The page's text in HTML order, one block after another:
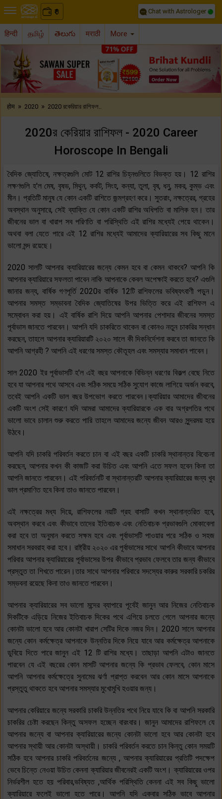
₹
0 Chat with Astrologer
हिन्दी தமிழ் తెలుగు मराठी More
Previous
होम » 2020 » 2020 রকেরিয়ার রাশিফল..
2020র কেরিয়ার রাশিফল - 2020 Career
Horoscope In Bengali
বৈদিক জ্যোতিষে, নক্ষত্রগুলি মোট 12 রাশির চিহ্নগুলিতে বিভক্ত হয়। 12 রাশির
লক্ষণগুলি হ'ল মেষ, বৃষভ, মিথুন, কর্কট, সিংহ, কন্যা, তুলা, বৃষ, ধনু, মকর, কুম্ভ এবং
মীন। প্রতিটি মানুষ যে কোন একটি রাশিতে জন্মগ্রহণ করে। সুতরাং, নক্ষত্রের, গ্রহের
অবস্থান অনুসারে, সেই ব্যাক্তি যে কোন একটি রাশির অধিপতি বা মালিক হন। তার
জীবনের ভাল বা খারাপ সব পরিণতি বা পরিস্থিতি এই রাশির মধ্যেই পেয়ে থাকেন।
অথবা বলা যেতে পারে এই 12 রাশির মধ্যেই আমাদের ক্যারিয়ারের সব কিছু মানে
ভালো মন্দ রয়েছে।
2020 সালটি আপনার ক্যারিয়ারের জন্যে কেমন হবে বা কেমন থাকবে? আপনি কি
আপনার ক্যারিয়ারে সফলতা পাবেন নাকি আপনাকে কেবল অপেক্ষাই করতে হবে? এগুলি
জানার জন্য, বার্ষিক গণপূর্তি 2020র বার্ষিক 12টি রাশিফলের ভবিষ্যৎবাণী পড়ুন।
আপনার সমস্ত সম্ভাবনা বৈদিক জ্যোতিষের উপর ভিত্তি করে এই রাশিফল ​​এ
সম্বোধন করা হয়। এই বার্ষিক রাশি দিয়ে আপনি আপনার পেশাদার জীবনের সমস্ত
পূর্বাভাস জানতে পারবেন। আপনি যদি চাকরিতে থাকেন বা কোনও নতুন চাকরির সন্ধান
করছেন, তাহলে আপনার ক্যারিয়ারটি ২০২০ সালে কী দিকনির্দেশনা করবে তা জানতে কি
আপনি আগ্রহী ? আপনি এই ধরণের সমস্ত কৌতূহল এবং সমস্যার সমাধান পাবেন।
সাল 2020 ইর পূর্বাভাসটি হ'ল এই বছর আপনাকে বিভিন্ন ধরণের বিকল্প বেছে নিতে
হবে যা আপনার পথে আসবে এবং সঠিক সময়ে সঠিক সুযোগ কাজে লাগিয়ে অর্জন করবে,
তবেই আপনি একটি ভাল বছর উপভোগ করতে পারবেন।ক্যারিয়ার আমাদের জীবনের
একটি অংশ সেই কারণে যদি আমরা আমাদের ক্যারিয়ারকে এক বার অগ্রগতির পথে
ভালো ভাবে চালান শুরু করতে পারি তাহলে আমাদের জন্যে জীবন আরও সুন্দরময় হয়ে
উঠবে।
আপনি যদি চাকরি পরিবর্তন করতে চান বা এই বছর একটি চাকরি স্থানান্তর বিবেচনা
করছেন, আপনার কখন কী কাজটি করা উচিত এবং আপনি এতে সফল হবেন কিনা তা
আপনি জানতে পারবেন। এই পরিবর্তনটি বা স্থানান্তরটি আপনার ক্যারিয়ারের জন্য খুব
ভাল প্রমাণিত হবে কিনা তাও জানতে পারবেন।
এই নক্ষত্রের মধ্য দিয়ে, রাশিফলের নয়টি গ্রহ বাসাটি কখন স্থানান্তরিত হবে,
অবস্থান করবে এবং কীভাবে তাদের ইতিবাচক এবং নেতিবাচক প্রভাবগুলি মোকাবেলা
করা হবে তা অনুমান করতে সক্ষম হবে এবং পূর্বাভাসটি পাওয়ার পরে সঠিক ও সহজ
সমাধান সরবরাহ করা হবে। রাষ্ট্রীয় ২০২০ এর পূর্বাভাসের সাথে আপনি কীভাবে আপনার
পরিবার আপনার ক্যারিয়ারের পূর্বাভাসের উপর কীভাবে প্রভাব ফেলবে তার জন্য কীভাবে
প্রস্তুত তা শিখতে পারেন।তার সাথে আপনার পরিবারে সদস্যের কারুর সরকারি চকরির
সম্ভবনা রয়েছে কিনা তাও জানতে পারবেন।
আপনার ক্যারিয়ারের সব ভালো মন্দের ব্যাপারে পূর্বেই জানুন আর নিজের নেতিবাচক
দিকটিকে এড়িয়ে নিজের ইতিবাচক দিকের পথে এগিয়ে চলতে গেলে আপনার জন্যে
কোনটা ভালো হবে আর কোনটা খারাপ সেটির দিকে নজর দিন। 2020 সালে আপনার
জন্যে কোন কর্মক্ষেত্র আপনাকে উন্নতির দিকে নিয়ে যাবে আর কর্মক্ষেত্র আপনাকে
ডুবিয়ে দিতে পারে জানুন এই 12 টি রাশির মধ্যে। তাছাড়া আপনি এটাও জানতে
পারবেন যে এই বছরের কোন মাসটি আপনার জন্যে কি প্রভাব ফেলবে, কোন মাসে
আপনি আপনার কর্মক্ষেত্রে সুনামের ঝর্ণা প্রাপ্ত করবেন আর কোন মাসে আপনাকে
প্রস্তুতু থাকতে হবে আপনার সমস্যার মুখোমুখি হওয়ার জন্য।
আপনার কেরিয়ারে জন্যে সরকারি চাকরি উন্নতির পথে নিয়ে যাবে কি বা আপনি সরকারি
চাকরির চেষ্টা করছেন কিন্তু অসফল হচ্ছেন বারংবার। জানুন আমাদের রাশিফলে যে
আপনার জন্যে বা আপনার ক্যারিয়ারের জন্যে কোনটা ভালো হবে আর কোনটা হবে
আপনার স্থায়ী আর কোনটা অস্থায়ী। চাকরি পরিবর্তন করতে চান কিন্তু কোন সময়টি
সঠিক হবে আপনার চাকরি পরিবর্তনের জন্যে , আপনার ক্যারিয়ারের প্রতিটি পদক্ষেপ
ভেবে চিন্তে নেওয়া উচিত কেননা ক্যারিয়ার জীবনেরই একটি অংশ। ক্যারিয়ারের ওপর
নির্ভরশীল হতে হয় পরিবার,ভবিষ্যত ,আর্থিক পরিস্থিতি কেননা এই সব কিছু ভালো
ক্যারিয়ারে ফলেই ভালো হতে পারে। আপনি যদি একবার সঠিক ভাবে আপনার